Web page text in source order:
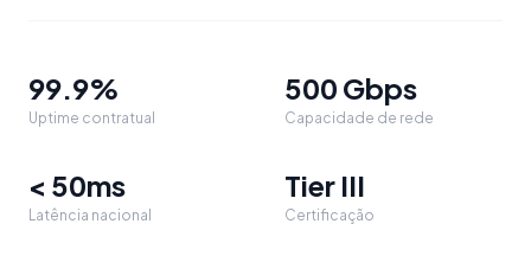
99.9%
Uptime contratual
500 Gbps
Capacidade de rede
< 50ms
Latência nacional
Tier III
Certificação